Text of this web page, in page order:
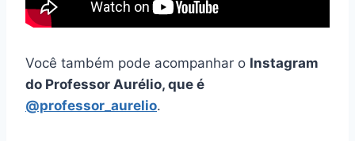
Você também pode acompanhar o Instagram
do Professor Aurélio, que é
@professor_aurelio.